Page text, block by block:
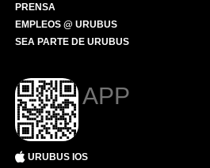
PRENSA
EMPLEOS @ URUBUS
SEA PARTE DE URUBUS
APP
URUBUS IOS